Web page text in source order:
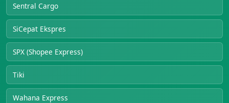
Sentral Cargo
SiCepat Ekspres
SPX (Shopee Express)
Tiki
Wahana Express